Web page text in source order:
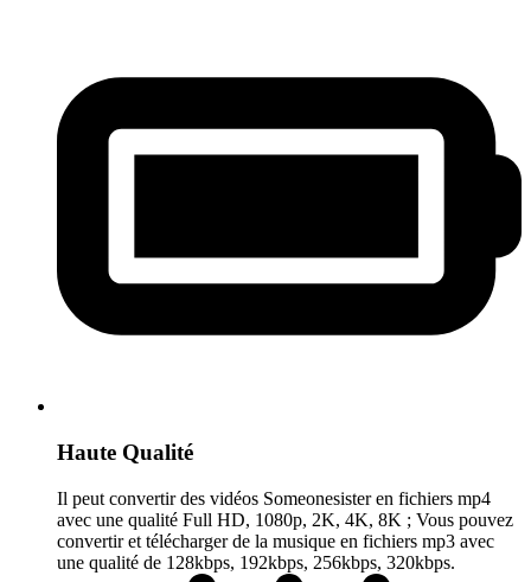
Haute Qualité
Il peut convertir des vidéos Someonesister en fichiers mp4
avec une qualité Full HD, 1080p, 2K, 4K, 8K ; Vous pouvez
convertir et télécharger de la musique en fichiers mp3 avec
une qualité de 128kbps, 192kbps, 256kbps, 320kbps.